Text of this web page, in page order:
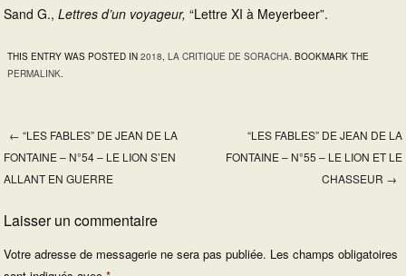
Sand G., Lettres d’un voyageur, “Lettre XI à Meyerbeer”.
THIS ENTRY WAS POSTED IN 2018 LA CRITIQUE DE SORACHA . BOOKMARK THE
PERMALINK
Post navigation
← “LES FABLES” DE JEAN DE LA
FONTAINE – N°54 – LE LION S’EN
ALLANT EN GUERRE
“LES FABLES” DE JEAN DE LA
FONTAINE – N°55 – LE LION ET LE
CHASSEUR →
Laisser un commentaire
Votre adresse de messagerie ne sera pas publiée. Les champs obligatoires